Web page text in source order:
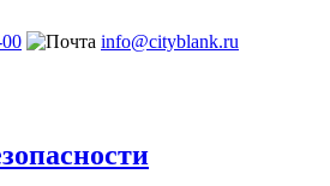
info@cityblank.ru